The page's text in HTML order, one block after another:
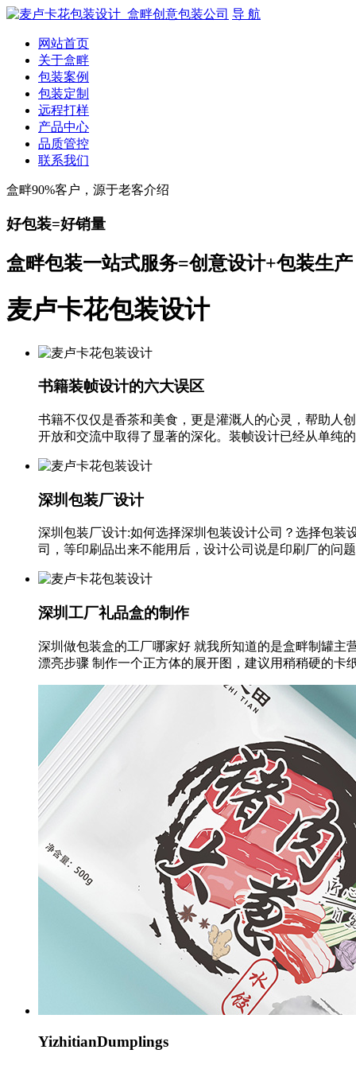
导 航
网站首页
关于盒畔
包装案例
包装定制
远程打样
产品中心
品质管控
联系我们
盒畔90%客户，源于老客介绍
好包装=好销量
盒畔包装一站式服务=创意设计+包装生产
麦卢卡花包装设计
书籍装帧设计的六大误区
书籍不仅仅是香茶和美食，更是灌溉人的心灵，帮助人
开放和交流中取得了显著的深化。装帧设计已经从单纯
深圳包装厂设计
深圳包装厂设计:如何选择深圳包装设计公司？选择包
司，等印刷品出来不能用后，设计公司说是印刷厂的问
深圳工厂礼品盒的制作
深圳做包装盒的工厂哪家好 就我所知道的是盒畔制罐
漂亮步骤 制作一个正方体的展开图，建议用稍稍硬的卡
YizhitianDumplings